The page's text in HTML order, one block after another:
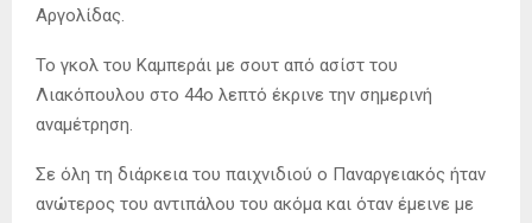
Αργολίδας.
Το γκολ του Καμπεράι με σουτ από ασίστ του
Λιακόπουλου στο 44ο λεπτό έκρινε την σημερινή
αναμέτρηση.
Σε όλη τη διάρκεια του παιχνιδιού ο Παναργειακός ήταν
ανώτερος του αντιπάλου του ακόμα και όταν έμεινε με